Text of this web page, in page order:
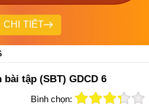
CHI TIẾT
tập (SBT) GDCD 6
Bình chọn: